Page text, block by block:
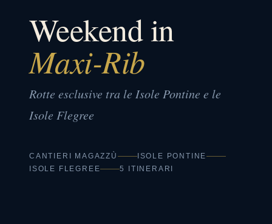
Weekend in
Maxi-Rib
Rotte esclusive tra le Isole Pontine e le
Isole Flegree
CANTIERI MAGAZZÙ
ISOLE PONTINE
ISOLE FLEGREE
5 ITINERARI